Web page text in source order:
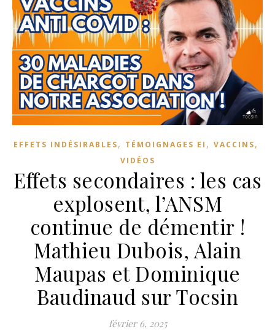
EFFETS INDÉSIRABLES, TÉMOIGNAGES EI , VACCINS,
VIDÉOS
Effets secondaires : les cas
explosent, l’ANSM
continue de démentir !
Mathieu Dubois, Alain
Maupas et Dominique
Baudinaud sur Tocsin
février 6, 2025